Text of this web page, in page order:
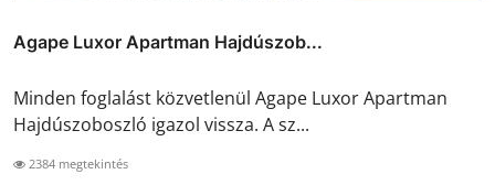
Agape Luxor Apartman Hajdúszob...
Minden foglalást közvetlenül Agape Luxor Apartman
Hajdúszoboszló igazol vissza. A sz...
2384 megtekintés